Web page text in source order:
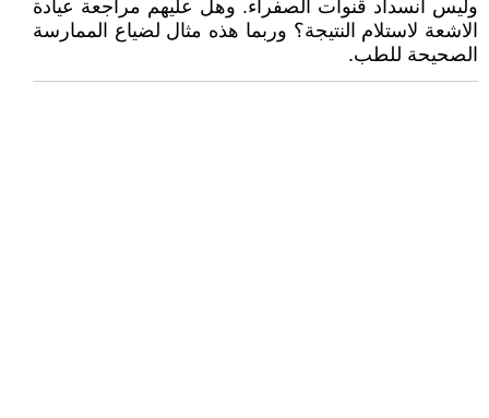
وليس انسداد قنوات الصفراء. وهل عليهم مراجعة عيادة
الاشعة لاستلام النتيجة؟ وربما هذه مثال لضياع الممارسة
الصحيحة للطب.